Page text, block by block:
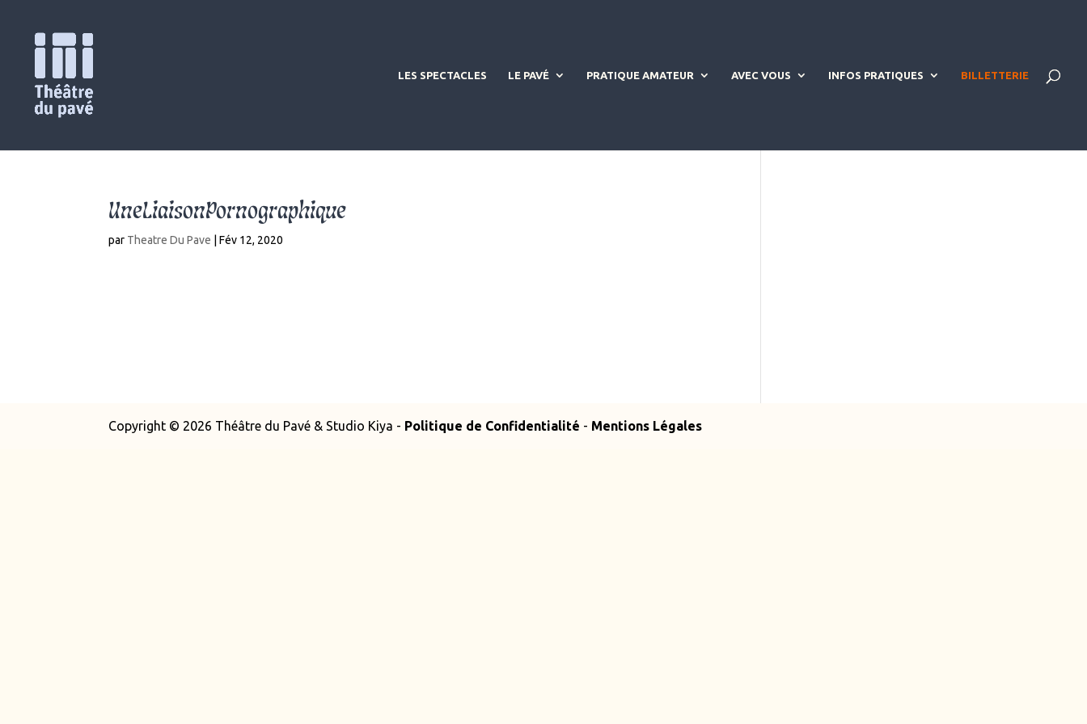
LES SPECTACLES LE PAVÉ PRATIQUE AMATEUR AVEC VOUS INFOS PRATIQUES BILLETTERIE
UneLiaisonPornographique
par Theatre Du Pave |Fév 12, 2020
Copyright © 2026 Théâtre du Pavé & Studio Kiya - Politique de Confidentialité - Mentions Légales